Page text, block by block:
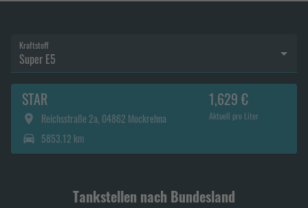
Kraftstoff
Super E5
STAR
Reichsstraße 2a, 04862 Mockrehna
5853.12 km
1,629 €
Aktuell pro Liter
Tankstellen nach Bundesland